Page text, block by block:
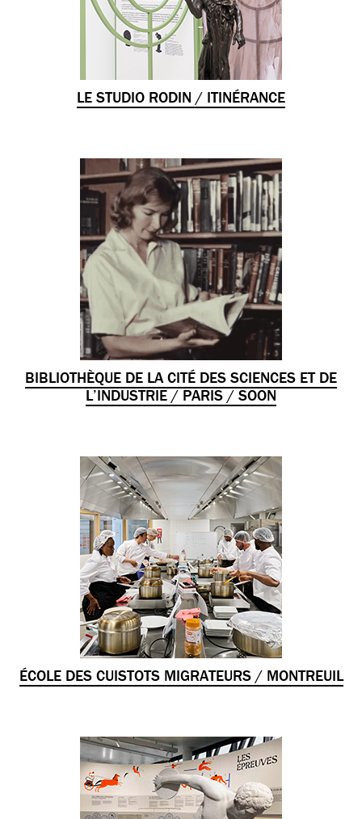
LE STUDIO RODIN / ITINÉRANCE
BIBLIOTHÈQUE DE LA CITÉ DES SCIENCES ET DE
L’INDUSTRIE / PARIS / SOON
ÉCOLE DES CUISTOTS MIGRATEURS / MONTREUIL